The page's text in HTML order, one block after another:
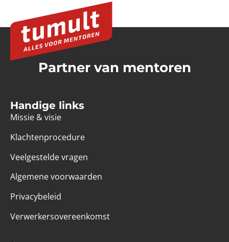
Partner van mentoren
Handige links
Missie & visie
Klachtenprocedure
Veelgestelde vragen
Algemene voorwaarden
Privacybeleid
Verwerkersovereenkomst